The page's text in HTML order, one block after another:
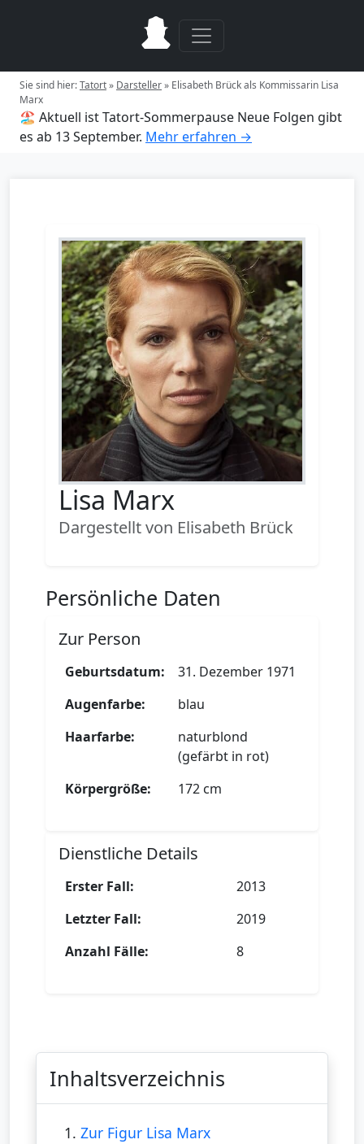
Sie sind hier:Tatort» Darsteller» Elisabeth Brück als Kommissarin Lisa
Marx
🏖️ Aktuell ist Tatort-Sommerpause Neue Folgen gibt
es ab 13 September. Mehr erfahren →
Lisa Marx
Dargestellt von Elisabeth Brück
Persönliche Daten
Zur Person
Geburtsdatum:
31. Dezember 1971
Augenfarbe:
blau
Haarfarbe:
naturblond
(gefärbt in rot)
Körpergröße:
172 cm
Dienstliche Details
Erster Fall:
2013
Letzter Fall:
2019
Anzahl Fälle:
8
Inhaltsverzeichnis
1. Zur Figur Lisa Marx